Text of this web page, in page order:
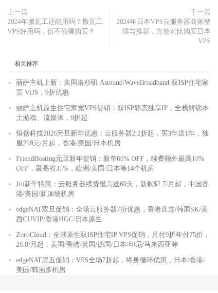
上一篇
2024年搬瓦工还能用吗？搬瓦工
VPS好用吗，值不值得购买？
下一篇
2024年日本VPS云服务器商家整
理与推荐，方便对比购买日本
VPS
相关推荐
丽萨主机上新：美国洛杉矶 Astound/WaveBroadband 双ISP住宅家
宽 VDS，9折优惠
丽萨主机原生住宅家宽VPS促销：双ISP静态独享IP，全栈解锁本
土游戏、流媒体，9折起
恒创科技2026元旦新年优惠：云服务器2.2折起，买3年送1年，独
服298元/月起，香港/美国/日本机房
FriendHosting元旦新年促销：新单60% OFF，续费额外最高10%
OFF，最高省35%，欧洲/美国/日本等14个机房
Jtti新年特惠：云服务器续费最高送60天，新购$2.7/月起，中国香
港/美国/新加坡机房
edgeNAT双旦促销：全场云服务器7折优惠，香港直连/韩国SK/美
西CUVIP/香港HGC/日本原生
ZoroCloud：全球原生双ISP住宅IP VPS促销，月付9折年付75折，
28.8/月起，美国/香港/英国/德国/日本/印尼/马来西亚等
edgeNAT黑五促销：VPS全场7折起，终身循环优惠，日本/香港/
美国/韩国多机房